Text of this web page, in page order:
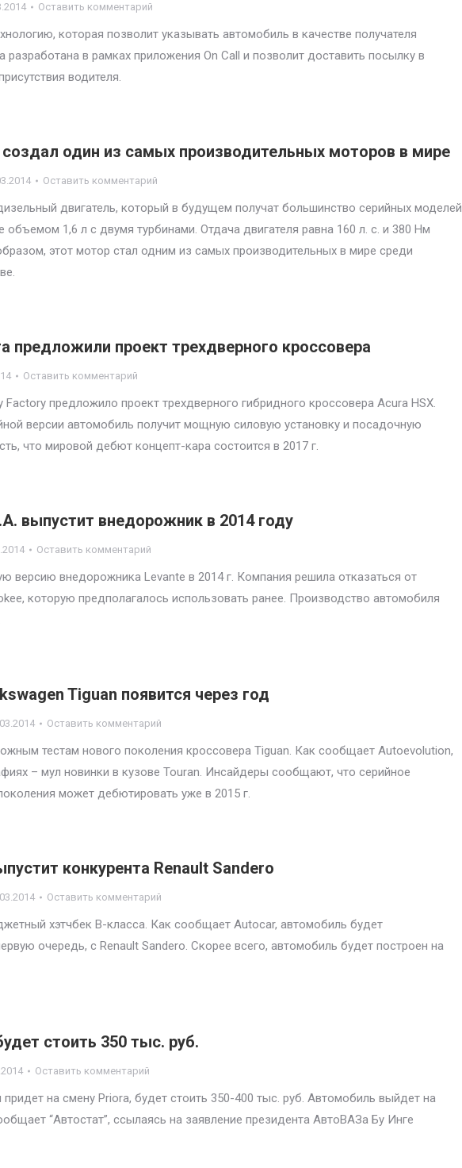
Оставить комментарий
которая позволит указывать автомобиль в качестве получателя
разработана в рамках приложения On Call и позволит доставить посылку в
водителя.
один из самых производительных моторов в мире
Оставить комментарий
двигатель, который в будущем получат большинство серийных моделей
объемом 1,6 л с двумя турбинами. Отдача двигателя равна 160 л. с. и 380 Нм
этот мотор стал одним из самых производительных в мире среди
предложили проект трехдверного кроссовера
Оставить комментарий
Factory предложило проект трехдверного гибридного кроссовера Acura HSX.
версии автомобиль получит мощную силовую установку и посадочную
что мировой дебют концепт-кара состоится в 2017 г.
выпустит внедорожник в 2014 году
Оставить комментарий
версию внедорожника Levante в 2014 г. Компания решила отказаться от
которую предполагалось использовать ранее. Производство автомобиля
Tiguan появится через год
Оставить комментарий
тестам нового поколения кроссовера Tiguan. Как сообщает Autoevolution,
– мул новинки в кузове Touran. Инсайдеры сообщают, что серийное
может дебютировать уже в 2015 г.
конкурента Renault Sandero
Оставить комментарий
хэтчбек В-класса. Как сообщает Autocar, автомобиль будет
очередь, с Renault Sandero. Скорее всего, автомобиль будет построен на
стоить 350 тыс. руб.
Оставить комментарий
на смену Priora, будет стоить 350-400 тыс. руб. Автомобиль выйдет на
“Автостат”, ссылаясь на заявление президента АвтоВАЗа Бу Инге